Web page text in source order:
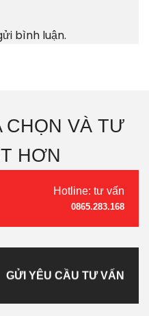
bình luận.
CHỌN VÀ TƯ
HƠN
Hotline: tư vấn
0865.283.168
GỬI YÊU CẦU TƯ VẤN